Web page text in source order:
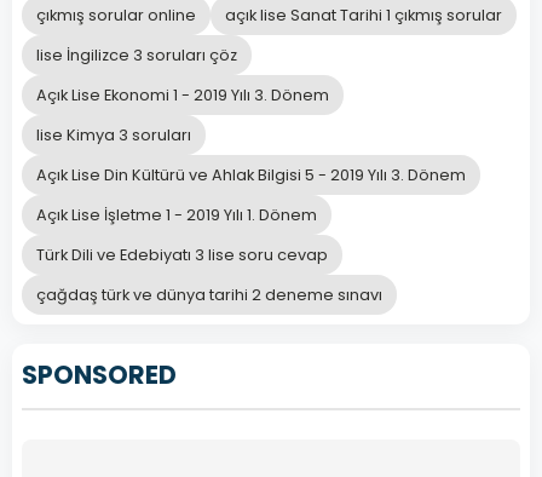
Devamını
çıkmış sorular online
açık lise Sanat Tarihi 1 çıkmış sorular
lise İngilizce 3 soruları çöz
Açık Lise Ekonomi 1 - 2019 Yılı 3. Dönem
lise Kimya 3 soruları
Açık Lise Din Kültürü ve Ahlak Bilgisi 5 - 2019 Yılı 3. Dönem
Açık Lise İşletme 1 - 2019 Yılı 1. Dönem
Türk Dili ve Edebiyatı 3 lise soru cevap
çağdaş türk ve dünya tarihi 2 deneme sınavı
SPONSORED